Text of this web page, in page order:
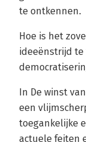
te ontkennen.
Hoe is het
ideeënstrijd te
In De winst
een
toegankelijke
actuele feiten